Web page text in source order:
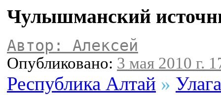
Чулышманский
Автор: Алексей
Опубликовано: 3 мая 2010 г.
Республика Алтай »